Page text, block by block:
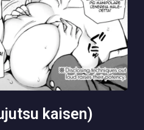
kaisen)